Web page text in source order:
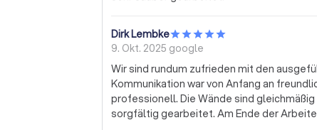
Dirk Lembke
9. Okt. 2025 google
Wir sind rundum zufrieden mit den
Kommunikation war von Anfang an
professionell. Die Wände sind
sorgfältig gearbeitet. Am Ende der